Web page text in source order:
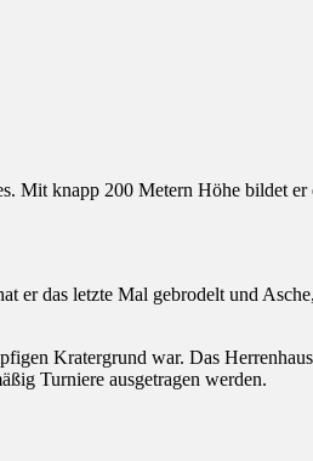
Mit knapp 200 Metern Höhe bildet
er das letzte Mal gebrodelt und
Kratergrund war. Das
Turniere ausgetragen werden.